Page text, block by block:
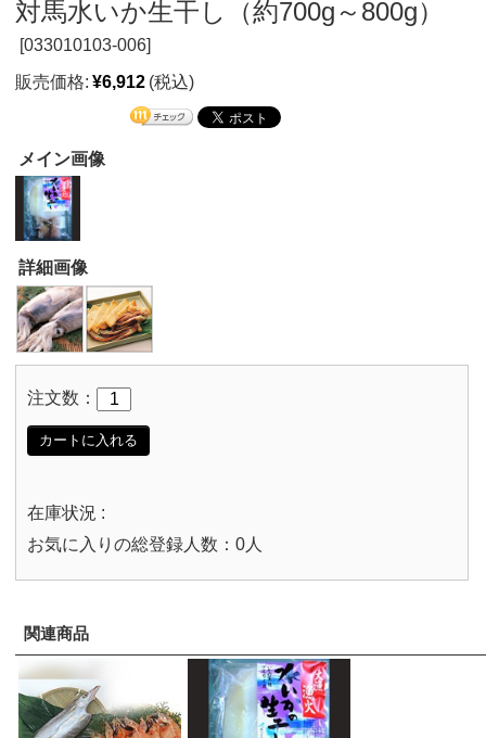
対馬水いか生干し（約700g～800g）
[033010103-006]
販売価格: ¥6,912 (税込)
メイン画像
詳細画像
注文数：
カートに入れる
在庫状況 :
お気に入りの総登録人数：0人
関連商品